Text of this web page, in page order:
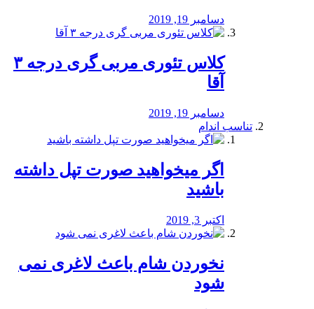
دسامبر 19, 2019
کلاس تئوری مربی گری درجه ۳
آقا
دسامبر 19, 2019
تناسب اندام
اگر میخواهید صورت تپل داشته
باشید
اکتبر 3, 2019
نخوردن شام باعث لاغری نمی
‌شود